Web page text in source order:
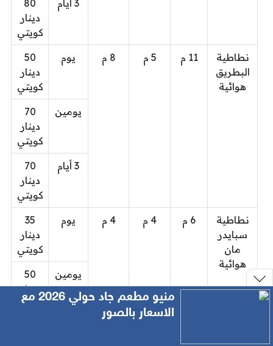
3 أيام
80
دينار
كويتي
نطاطية
البطريق
هوائية
11 م 5 م 8 م يوم
50
دينار
كويتي
يومين
70
دينار
كويتي
3 أيام
70
دينار
كويتي
نطاطية
سبايدر
مان
هوائية
6 م 4 م 4 م يوم
35
دينار
كويتي
يومين
50
دينار
كويتي
منيو مطعم جاد حولي 2026 مع
الاسعار بالصور